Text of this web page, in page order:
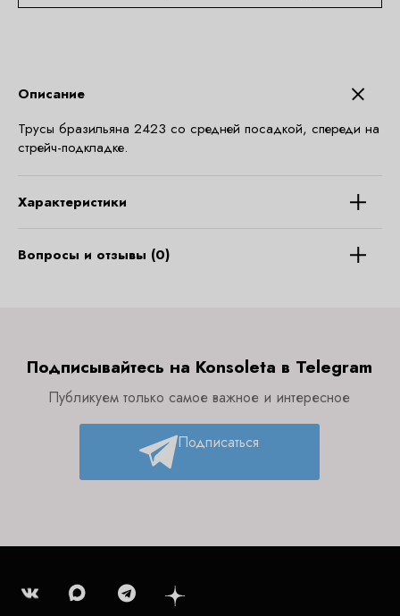
Описание
Трусы бразильяна 2423 со средней посадкой, спереди на
стрейч-подкладке.
Характеристики
Вопросы и отзывы (0)
Подписывайтесь на Konsoleta в Telegram
Публикуем только самое важное и интересное
Подписаться